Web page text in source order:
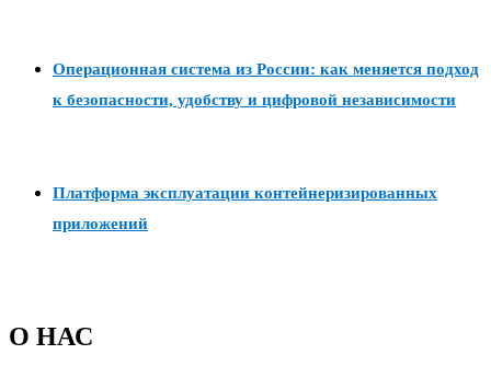
Операционная система из России: как меняется подход
к безопасности, удобству и цифровой независимости
Платформа эксплуатации контейнеризированных
приложений
О НАС